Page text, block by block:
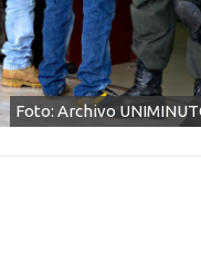
Foto: Archivo